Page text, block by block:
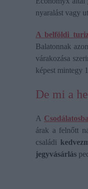
nyaralást vagy
A belföldi
Balatonnak
várakozása
képest mintegy
De mi a
A
árak a felnőtt
családi
jegyvásárlás